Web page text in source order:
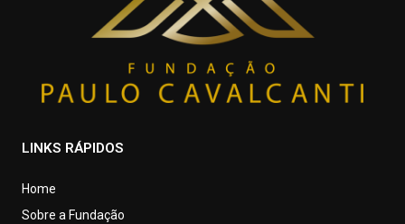
LINKS RÁPIDOS
Home
Sobre a Fundação